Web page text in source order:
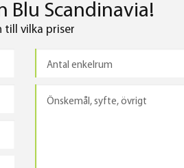
Blu Scandinavia!
till vilka priser